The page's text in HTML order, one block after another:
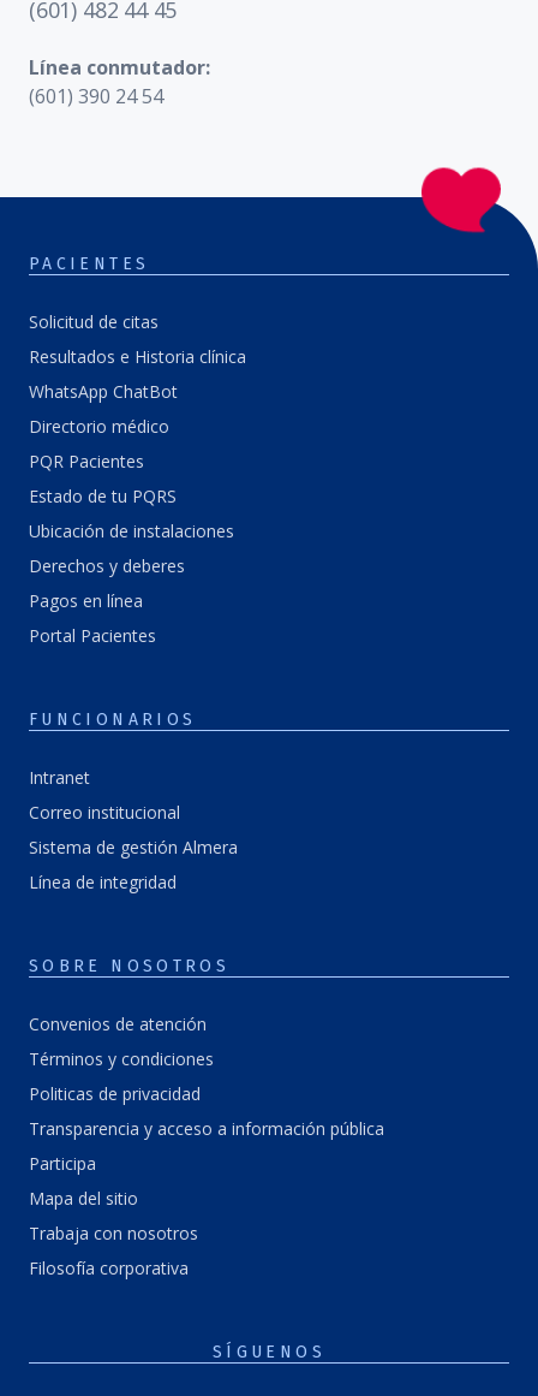
(601) 482 44 45
Línea conmutador:
(601) 390 24 54
PACIENTES
Solicitud de citas
Resultados e Historia clínica
WhatsApp ChatBot
Directorio médico
PQR Pacientes
Estado de tu PQRS
Ubicación de instalaciones
Derechos y deberes
Pagos en línea
Portal Pacientes
FUNCIONARIOS
Intranet
Correo institucional
Sistema de gestión Almera
Línea de integridad
SOBRE NOSOTROS
Convenios de atención
Términos y condiciones
Politicas de privacidad
Transparencia y acceso a información pública
Participa
Mapa del sitio
Trabaja con nosotros
Filosofía corporativa
SÍGUENOS